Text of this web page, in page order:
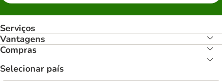
Serviços
Vantagens
Compras
Selecionar país